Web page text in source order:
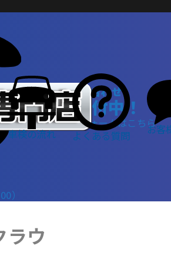
）
WEBでお問い合わせ
24時間受付中！
お問い合わせフォームはこちら
車検の流れ よくある質問 お客
ウ